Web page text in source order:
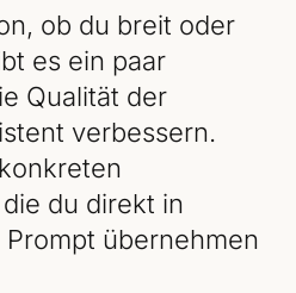
ob du breit oder
es ein paar
Qualität der
verbessern.
du direkt in
übernehmen